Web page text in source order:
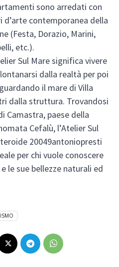
sono arredati con
contemporanea della
(Festa, Dorazio, Marini,
etc.).
Sul Mare significa vivere
dalla realtà per poi
il mare di Villa
dalla struttura. Trovandosi
Camastra, paese della
Cefalù, l’Atelier Sul
20049antoniopresti
per chi vuole conoscere
le sue bellezze naturali ed